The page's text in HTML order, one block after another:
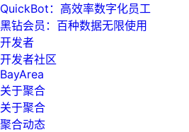
QuickBot：高效率数字化员工
黑钻会员：百种数据无限使用
开发者
开发者社区
BayArea
关于聚合
关于聚合
聚合动态